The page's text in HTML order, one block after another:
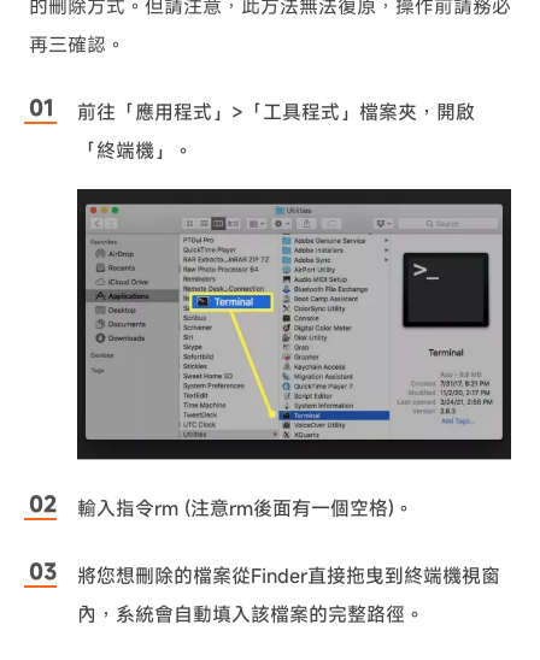
的刪除方式。但請注意，此方法無法復原，操作前請務必
再三確認。
前往「應用程式」>「工具程式」檔案夾，開啟
「終端機」。
輸入指令rm (注意rm後面有一個空格)。
將您想刪除的檔案從Finder直接拖曳到終端機視窗
內，系統會自動填入該檔案的完整路徑。